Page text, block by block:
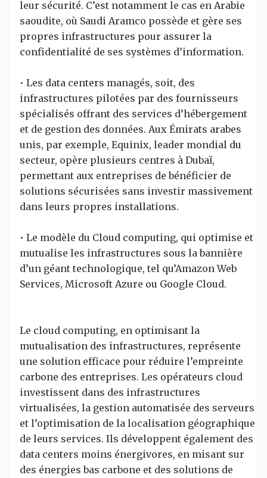
leur sécurité. C’est notamment le cas en Arabie
saoudite, où Saudi Aramco possède et gère ses
propres infrastructures pour assurer la
confidentialité de ses systèmes d’information.
• Les data centers managés, soit, des
infrastructures pilotées par des fournisseurs
spécialisés offrant des services d’hébergement
et de gestion des données. Aux Émirats arabes
unis, par exemple, Equinix, leader mondial du
secteur, opère plusieurs centres à Dubaï,
permettant aux entreprises de bénéficier de
solutions sécurisées sans investir massivement
dans leurs propres installations.
• Le modèle du Cloud computing, qui optimise et
mutualise les infrastructures sous la bannière
d’un géant technologique, tel qu’Amazon Web
Services, Microsoft Azure ou Google Cloud.
Le cloud computing, en optimisant la
mutualisation des infrastructures, représente
une solution efficace pour réduire l’empreinte
carbone des entreprises. Les opérateurs cloud
investissent dans des infrastructures
virtualisées, la gestion automatisée des serveurs
et l’optimisation de la localisation géographique
de leurs services. Ils développent également des
data centers moins énergivores, en misant sur
des énergies bas carbone et des solutions de